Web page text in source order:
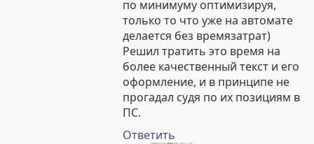
по минимуму оптимизируя,
только то что уже на автомате
делается без времязатрат)
Решил тратить это время на
более качественный текст и его
оформление, и в принципе не
прогадал судя по их позициям в
ПС.
Ответить